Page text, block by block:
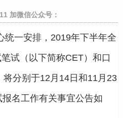
加微信公众号：
统一安排，2019年下半年全
试（以下简称CET）和口
分别于12月14日和11月23
名工作有关事宜公告如